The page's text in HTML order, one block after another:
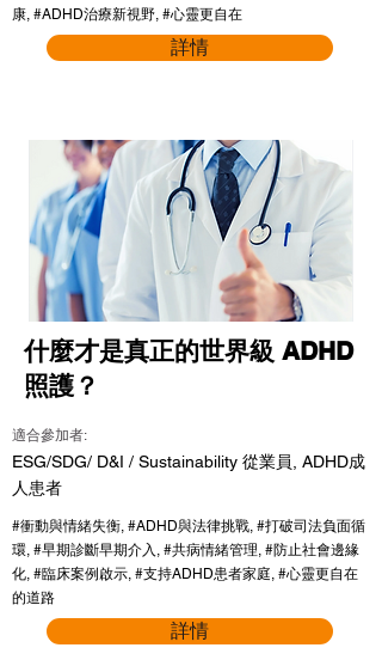
康, #ADHD治療新視野, #心靈更自在
詳情
什麼才是真正的世界級 ADHD
照護？
適合參加者:
ESG/SDG/ D&I / Sustainability 從業員, ADHD成
人患者
#衝動與情緒失衡, #ADHD與法律挑戰, #打破司法負面循
環, #早期診斷早期介入, #共病情緒管理, #防止社會邊緣
化, #臨床案例啟示, #支持ADHD患者家庭, #心靈更自在
的道路
詳情